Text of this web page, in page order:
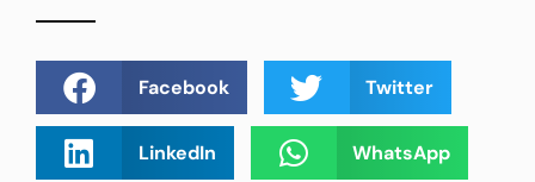
Facebook Twitter
LinkedIn WhatsApp